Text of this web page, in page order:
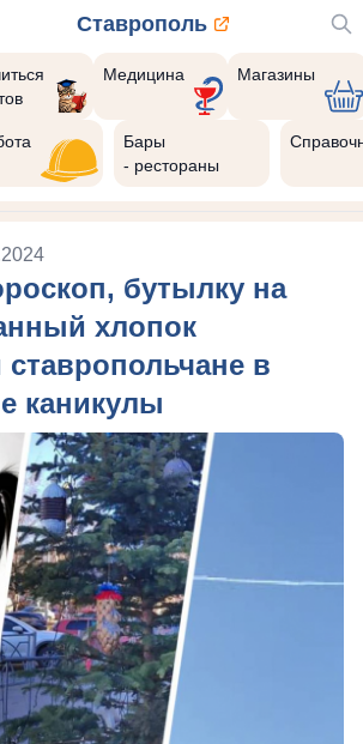
Ставрополь
Медицина Магазины
Бары
- рестораны
бутылку на
хлопок
в
каникулы